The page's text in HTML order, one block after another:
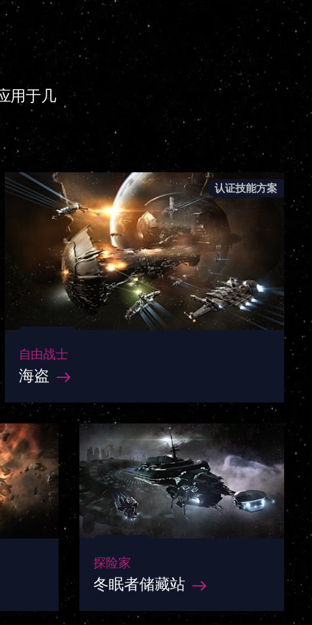
用于几
认证技能方案
自由战士
海盗
探险家
冬眠者储藏站